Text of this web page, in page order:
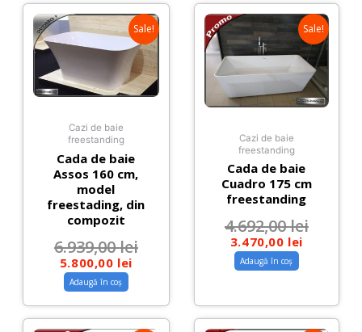
Sale!
Cazi de baie
freestanding
Cada de baie
Assos 160 cm,
model
freestading, din
compozit
6.939,00lei
5.800,00 lei
Adaugă în coș
Sale!
Cazi de baie
freestanding
Cada de baie
Cuadro 175 cm
freestanding
4.692,00lei
3.470,00 lei
Adaugă în coș